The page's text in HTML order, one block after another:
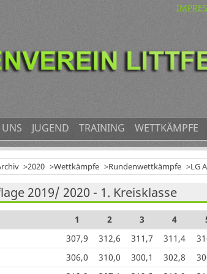
JUGEND TRAINING WETTKÄMPFE
2020 Wettkämpfe Rundenwettkämpfe LG
2019/ 2020 - 1. Kreisklasse
1 2 3 4
307,9 312,6 311,7 311,4
306,0 310,0 300,1 302,8